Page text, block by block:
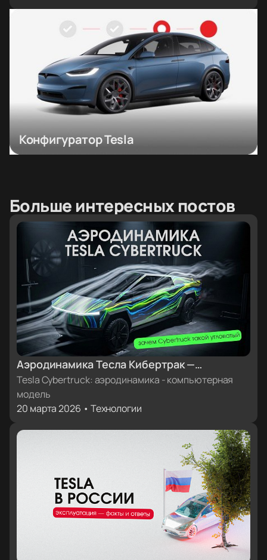
Конфигуратор Tesla
Больше интересных постов
Аэродинамика Тесла Кибертрак —
компьютерная модель
Tesla Cybertruck: аэродинамика - компьютерная
модель
20 марта 2026 • Технологии